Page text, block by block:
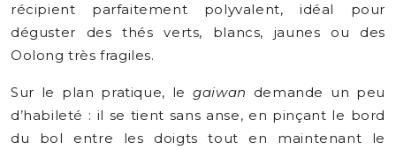
récipient parfaitement polyvalent, idéal pour
déguster des thés verts, blancs, jaunes ou des
Oolong très fragiles.
Sur le plan pratique, legaiwan demande un peu
d’habileté : il se tient sans anse, en pinçant le bord
du bol entre les doigts tout en maintenant le